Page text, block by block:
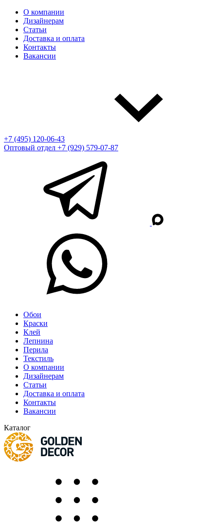
О компании
Дизайнерам
Статьи
Доставка и оплата
Контакты
Вакансии
+7 (495) 120-06-43
Оптовый отдел +7 (929) 579-07-87
Обои
Краски
Клей
Лепнина
Перила
Текстиль
О компании
Дизайнерам
Статьи
Доставка и оплата
Контакты
Вакансии
Каталог